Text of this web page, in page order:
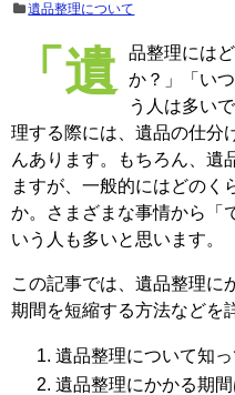
遺品整理について
「遺品整理にはどのくらいの期間がかかるの
か？」「い
う人は多い
理する際には、遺品の仕分
んあります。もちろん、遺
ますが、一般的にはどのく
か。さまざまな事情から「
いう人も多いと思います。
この記事では、遺品整理に
期間を短縮する方法などを
遺品整理について知
遺品整理にかかる期間